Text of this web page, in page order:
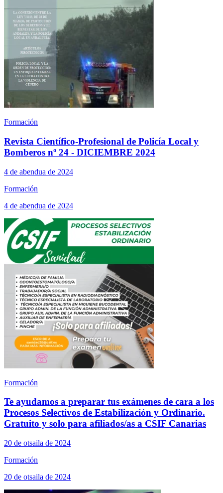
Formación
Revista Científico-Profesional de Policía Local y
Bomberos nº 24 - DICIEMBRE 2024
4 de abendua de 2024
Formación
4 de abendua de 2024
Formación
Te ayudamos a preparar tus exámenes de cara a los
Procesos Selectivos de Estabilización y Ordinario.
Gratuito y solo para afiliados/as a CSIF Canarias
20 de otsaila de 2024
Formación
20 de otsaila de 2024